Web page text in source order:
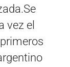
vez el